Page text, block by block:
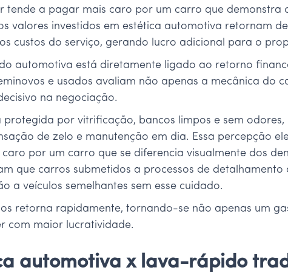
tende a pagar mais caro por um carro que demonstra
valores investidos em estética automotiva retornam
custos do serviço, gerando lucro adicional para o
automotiva está diretamente ligado ao retorno
e usados avaliam não apenas a mecânica do
na negociação.
protegida por vitrificação, bancos limpos e sem
de zelo e manutenção em dia. Essa percepção
por um carro que se diferencia visualmente dos
que carros submetidos a processos de
a veículos semelhantes sem esse cuidado.
retorna rapidamente, tornando-se não apenas um
com maior lucratividade.
automotiva x lava-rápido